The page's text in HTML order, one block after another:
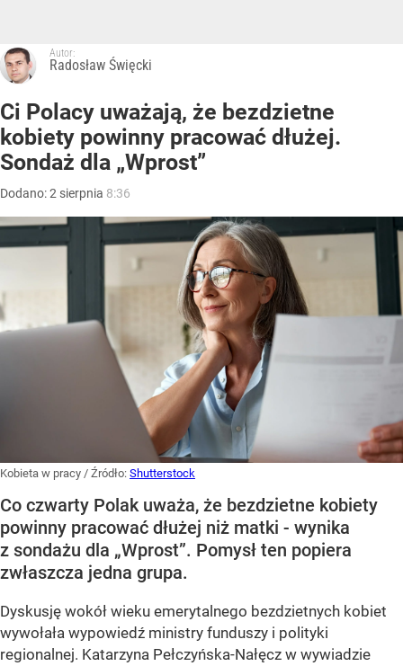
Autor:
Radosław Święcki
Ci Polacy uważają, że bezdzietne
kobiety powinny pracować dłużej.
Sondaż dla „Wprost”
Dodano:2 sierpnia 8:36
Kobieta w pracy / Źródło: Shutterstock
Co czwarty Polak uważa, że bezdzietne kobiety
powinny pracować dłużej niż matki - wynika
z sondażu dla „Wprost”. Pomysł ten popiera
zwłaszcza jedna grupa.
Dyskusję wokół wieku emerytalnego bezdzietnych kobiet
wywołała wypowiedź ministry funduszy i polityki
regionalnej. Katarzyna Pełczyńska-Nałęcz w wywiadzie